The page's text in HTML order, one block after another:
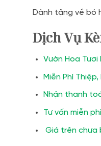
Dành tặng về bó
Dịch Vụ
Vườn Hoa
Miễn Phí
Nhận thanh
Tư vấn miễn
Giá trên chưa